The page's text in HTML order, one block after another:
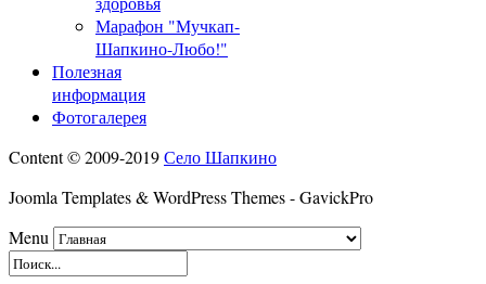
Марафон "Мучкап-
Шапкино-Любо!"
Полезная
информация
Фотогалерея
Content © 2009-2019Село Шапкино
Joomla Templates & WordPress Themes - GavickPro
Menu